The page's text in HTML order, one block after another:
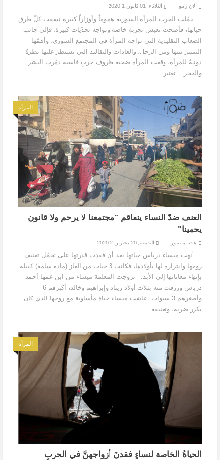
آلان رمو الثلاثاء, 01 كانون 1 2020
حمّلت الحرب المرأة السورية هموماً وأوزاراً كبيرة نسفت كلّ طرق
حياتها، فأضحت تعيش تجربة خاصة وتواجه تحدّيات كبيرة، فإلى جانب
الصعاب التقليدية التي تواجه المرأة في المجتمع السوري، وأهمّها
التمييز بينها وبين الرجل، والعادات والتقاليد التي تسيطر عليها نظرةٌ
دونيةٌ للمرأة، وقعت المرأة ضحية ظروف حربٍ قاسية دمّرت البشر
والحجر. تعتبر...
المرأة
العنف ضدّ النساء يتفاقم "مجتمعنا لا يرحم ولا قانون
يحمينا"
هاديا منصور الجمعة, 20 تشرين 2 2020
أنهت ميساء درباس حياتها بعد أن فقدت قدرتها على تحمّل تعنيف
زوجها وابتزازه لها بأولادها، فكانت 3 حبات من الغاز (مادة سامة) كفيلة
بإنهاء معاناتها إلى الأبد. تزوجت المعلمة ميساء من ابن عمها أحمد
درباس ورزقت منه بثلاث أولاد ريناد وإبراهيم وخالد، أكبرهم 6
وأصغرهم 3 سنوات. عاشت ميساء حياة مأساوية مع زوجها الذي كان
يكرر ضربه، وتعنيفه...
المرأة
الحياةُ الخاصة لنساءٍ فقدنَ أزواجهنَّ في الحربِ